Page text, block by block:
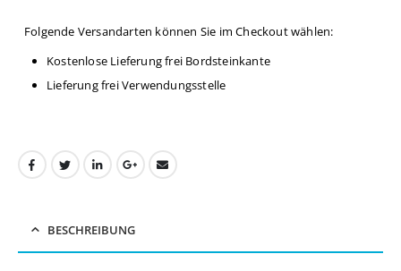
Folgende Versandarten können Sie im Checkout wählen:
Kostenlose Lieferung frei Bordsteinkante
Lieferung frei Verwendungsstelle
BESCHREIBUNG